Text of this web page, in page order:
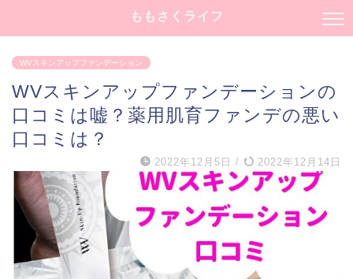
ももさくライフ
WVスキンアップファンデーション
WVスキンアップファンデーションの
口コミは嘘？薬用肌育ファンデの悪い
口コミは？
2022年12月5日 / 2022年12月14日